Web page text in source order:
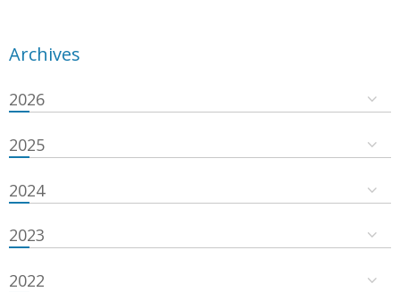
Archives
2026
2025
2024
2023
2022